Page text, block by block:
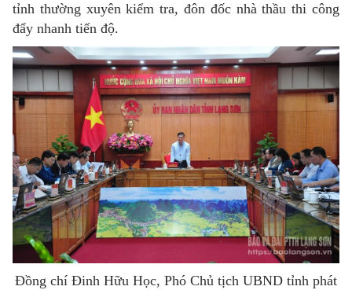
tỉnh thường xuyên kiểm tra, đôn đốc nhà thầu thi công
đẩy nhanh tiến độ.
Đồng chí Đinh Hữu Học, Phó Chủ tịch UBND tỉnh phát